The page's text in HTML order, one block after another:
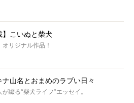
】こいぬと柴犬
オリジナル作品！
ナ山名とおまめのラブい日々
綴る“柴犬ライフ”エッセイ。